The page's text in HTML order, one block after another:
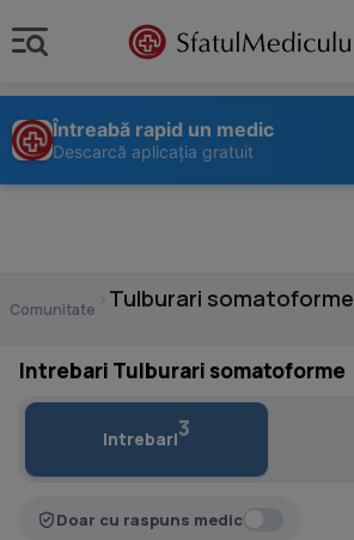
Întreabă rapid un medic
Descarcă aplicația gratuit
Comunitate Tulburari somatoforme
Intrebari Tulburari somatoforme
Intrebari3
Doar cu raspuns medic